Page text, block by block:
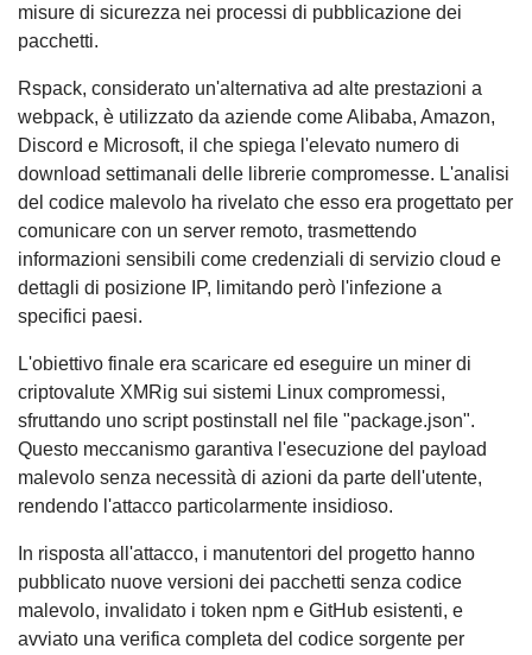
misure di sicurezza nei processi di pubblicazione dei
pacchetti.
Rspack, considerato un'alternativa ad alte prestazioni a
webpack, è utilizzato da aziende come Alibaba, Amazon,
Discord e Microsoft, il che spiega l'elevato numero di
download settimanali delle librerie compromesse. L'analisi
del codice malevolo ha rivelato che esso era progettato per
comunicare con un server remoto, trasmettendo
informazioni sensibili come credenziali di servizio cloud e
dettagli di posizione IP, limitando però l'infezione a
specifici paesi.
L'obiettivo finale era scaricare ed eseguire un miner di
criptovalute XMRig sui sistemi Linux compromessi,
sfruttando uno script postinstall nel file "package.json".
Questo meccanismo garantiva l'esecuzione del payload
malevolo senza necessità di azioni da parte dell'utente,
rendendo l'attacco particolarmente insidioso.
In risposta all'attacco, i manutentori del progetto hanno
pubblicato nuove versioni dei pacchetti senza codice
malevolo, invalidato i token npm e GitHub esistenti, e
avviato una verifica completa del codice sorgente per